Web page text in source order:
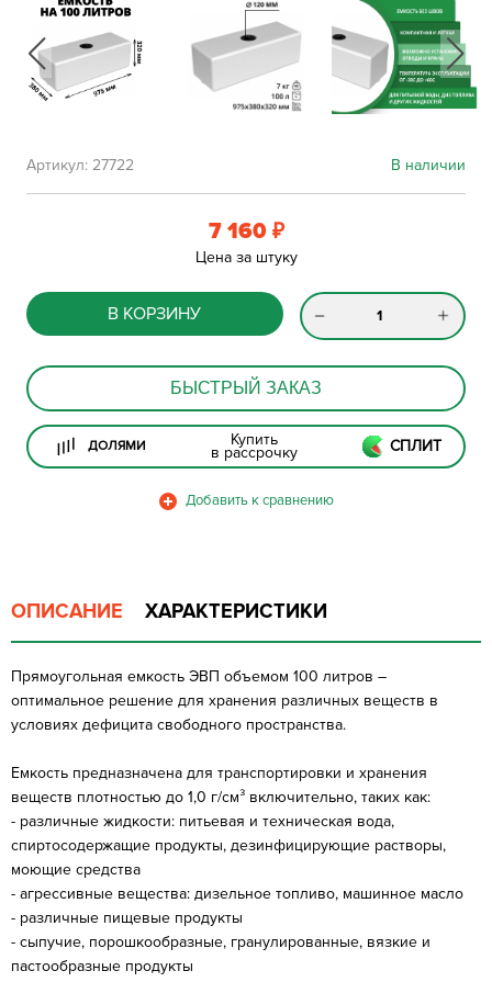
В наличии
Артикул: 27722
7 160 ₽
Цена за штуку
В КОРЗИНУ
БЫСТРЫЙ ЗАКАЗ
ДОЛЯМИ Купить
в рассрочку СПЛИТ
ОПИСАНИЕ ХАРАКТЕРИСТИКИ
Прямоугольная емкость ЭВП объемом 100 литров –
оптимальное решение для хранения различных веществ в
условиях дефицита свободного пространства.
Емкость предназначена для транспортировки и хранения
веществ плотностью до 1,0 г/см³ включительно, таких как:
- различные жидкости: питьевая и техническая вода,
спиртосодержащие продукты, дезинфицирующие растворы,
моющие средства
- агрессивные вещества: дизельное топливо, машинное масло
- различные пищевые продукты
- сыпучие, порошкообразные, гранулированные, вязкие и
пастообразные продукты